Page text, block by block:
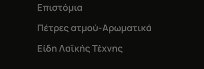
Επιστόμια
Πέτρες ατμού-Αρωματικά
Είδη Λαϊκής Τέχνης